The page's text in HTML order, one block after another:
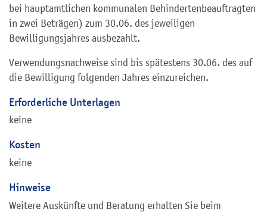
bei hauptamtlichen kommunalen Behindertenbeauftragten
in zwei Beträgen) zum 30.06. des jeweiligen
Bewilligungsjahres ausbezahlt.
Verwendungsnachweise sind bis spätestens 30.06. des auf
die Bewilligung folgenden Jahres einzureichen.
Erforderliche Unterlagen
keine
Kosten
keine
Hinweise
Weitere Auskünfte und Beratung erhalten Sie beim